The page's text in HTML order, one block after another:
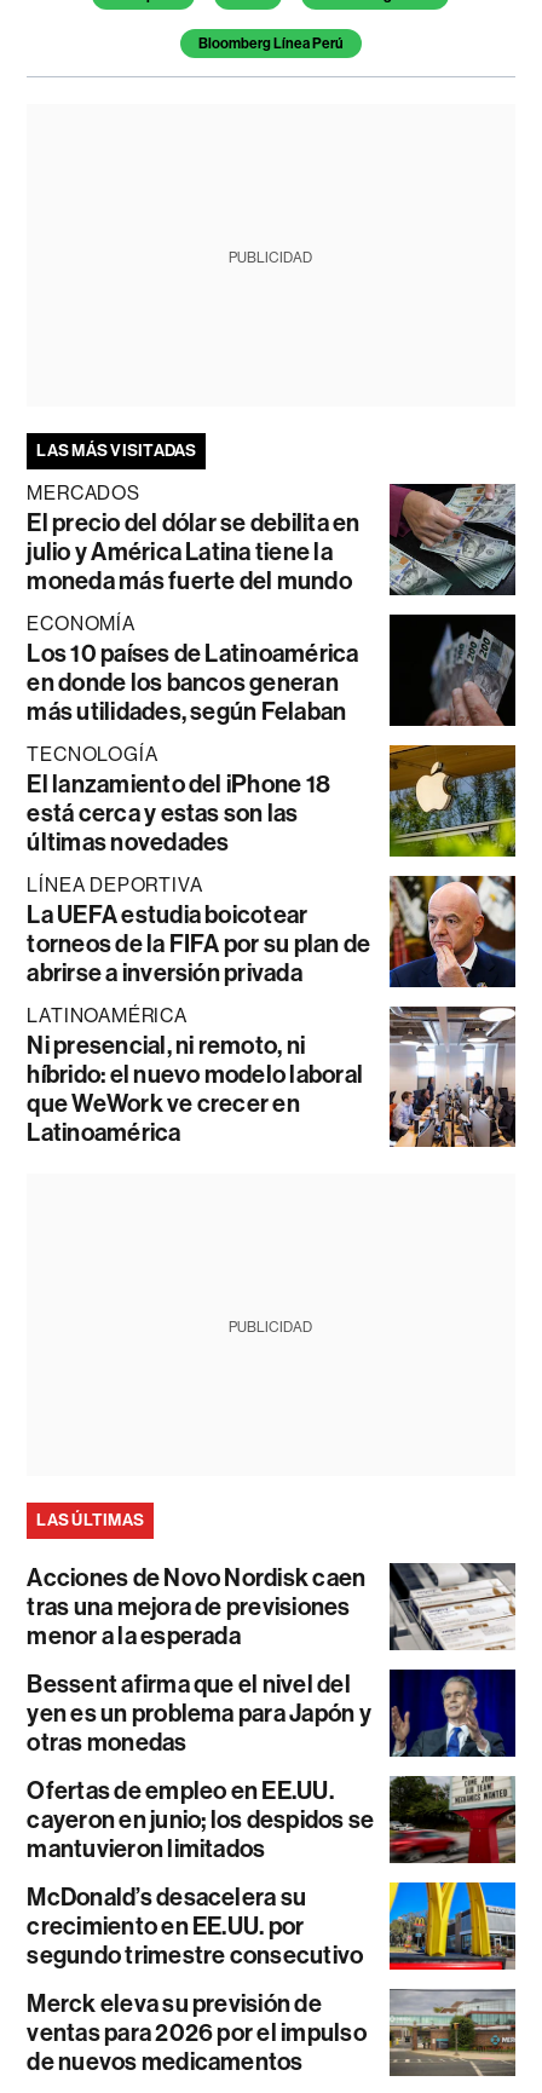
Bloomberg Línea Perú
PUBLICIDAD
LAS MÁS VISITADAS
MERCADOS
El precio del dólar se debilita en
julio y América Latina tiene la
moneda más fuerte del mundo
ECONOMÍA
Los 10 países de Latinoamérica
en donde los bancos generan
más utilidades, según Felaban
TECNOLOGÍA
El lanzamiento del iPhone 18
está cerca y estas son las
últimas novedades
LÍNEA DEPORTIVA
La UEFA estudia boicotear
torneos de la FIFA por su plan de
abrirse a inversión privada
LATINOAMÉRICA
Ni presencial, ni remoto, ni
híbrido: el nuevo modelo laboral
que WeWork ve crecer en
Latinoamérica
PUBLICIDAD
LAS ÚLTIMAS
Acciones de Novo Nordisk caen
tras una mejora de previsiones
menor a la esperada
Bessent afirma que el nivel del
yen es un problema para Japón y
otras monedas
Ofertas de empleo en EE.UU.
cayeron en junio; los despidos se
mantuvieron limitados
McDonald’s desacelera su
crecimiento en EE.UU. por
segundo trimestre consecutivo
Merck eleva su previsión de
ventas para 2026 por el impulso
de nuevos medicamentos